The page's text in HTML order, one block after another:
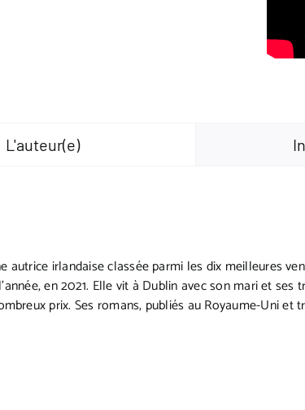
L'auteur(e)
autrice irlandaise classée parmi les dix meilleures
en 2021. Elle vit à Dublin avec son mari et
prix. Ses romans, publiés au Royaume-Uni et